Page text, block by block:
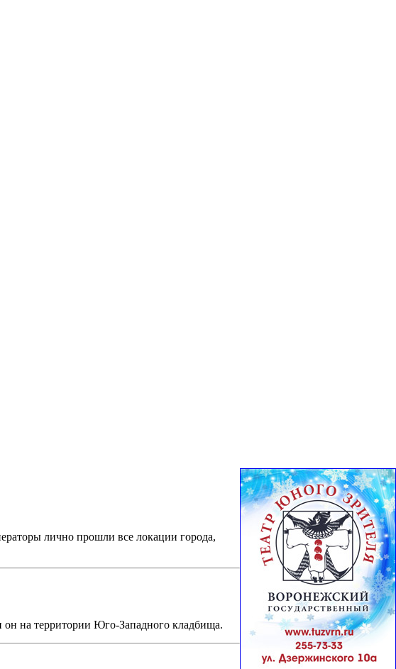
лично прошли все локации города,
он на территории Юго-Западного кладбища.